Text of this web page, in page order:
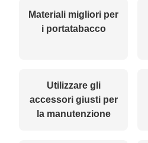
Materiali migliori per
i portatabacco
Utilizzare gli
accessori giusti per
la manutenzione